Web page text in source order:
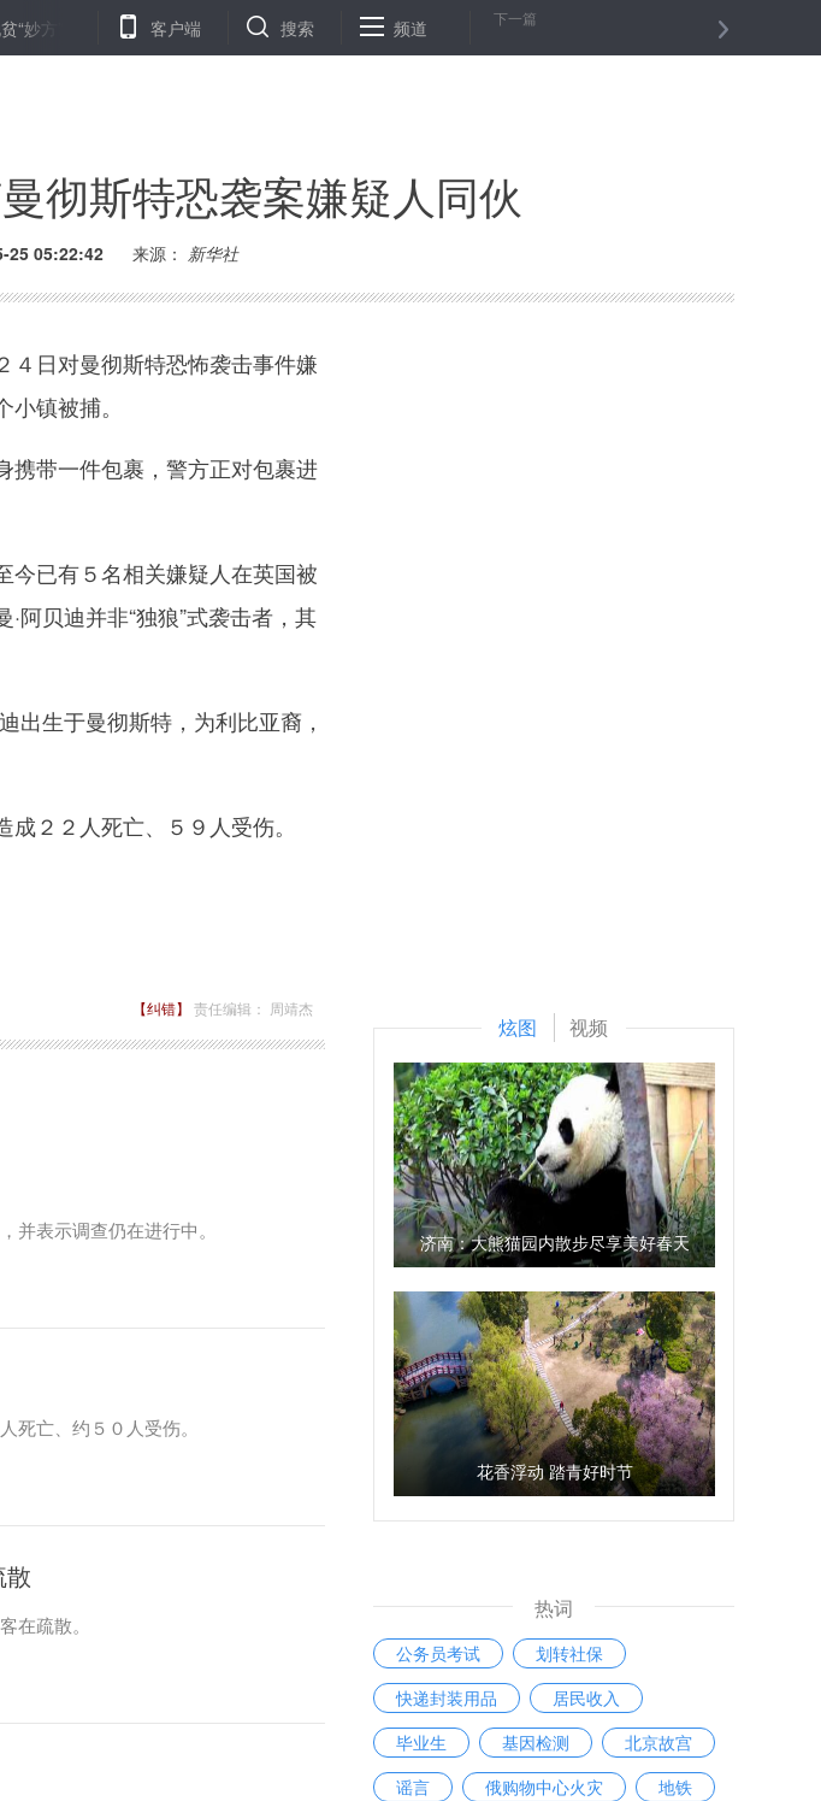
到群众手上 北京推行“安责险”以来参保企业累计获赔超1000万元 长春开展“春雁行动”大力扶持返乡
客户端 搜索 频道 下一篇
彻斯特恐袭案嫌疑人同伙
25 05:22:42 来源： 新华社
日对曼彻斯特恐怖袭击事件嫌
镇被捕。
带一件包裹，警方正对包裹进
已有５名相关嫌疑人在英国被
阿贝迪并非“独狼”式袭击者，其
生于曼彻斯特，为利比亚裔，
２２人死亡、５９人受伤。
【纠错】 责任编辑： 周靖杰
并表示调查仍在进行中。
死亡、约５０人受伤。
在疏散。
炫图 视频
济南：大熊猫园内散步尽享美好春天
花香浮动 踏青好时节
热词
公务员考试
划转社保
快递封装用品
居民收入
毕业生
基因检测
北京故宫
谣言
俄购物中心火灾 地铁